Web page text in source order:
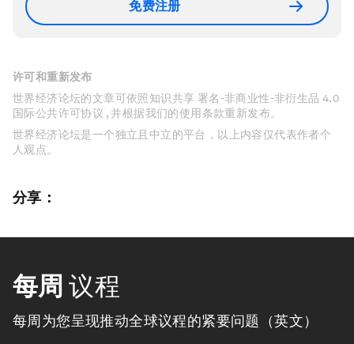
免费注册
许可和重新发布
世界经济论坛的文章可依照知识共享 署名-非商业性-非衍生品 4.0
国际公共许可协议 , 并根据我们的使用条款重新发布。
世界经济论坛是一个独立且中立的平台，以上内容仅代表作者个
人观点。
分享：
每周 议程
每周为您呈现推动全球议程的紧要问题（英文）